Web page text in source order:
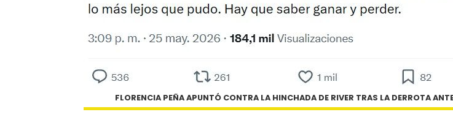
FLORENCIA PEÑA APUNTÓ CONTRA LA HINCHADA DE RIVER TRAS LA DERROTA